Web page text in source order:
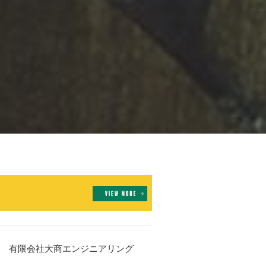
有限会社大商エンジニアリング